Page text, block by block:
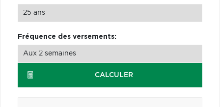
Fréquence des versements:
CALCULER